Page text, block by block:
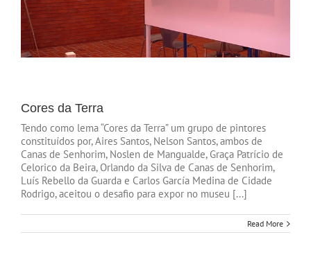
Cores da Terra
Tendo como lema “Cores da Terra” um grupo de pintores
constituídos por, Aires Santos, Nelson Santos, ambos de
Canas de Senhorim, Noslen de Mangualde, Graça Patrício de
Celorico da Beira, Orlando da Silva de Canas de Senhorim,
Luís Rebello da Guarda e Carlos García Medina de Cidade
Rodrigo, aceitou o desafio para expor no museu [...]
Read More